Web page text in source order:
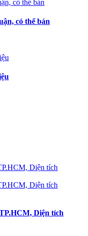
có thể bán
Diện tích